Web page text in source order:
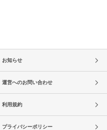
お知らせ
運営へのお問い合わせ
利用規約
プライバシーポリシー